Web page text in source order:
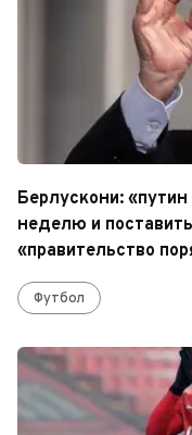
Берлускони:
неделю и
«правительство
Футбол